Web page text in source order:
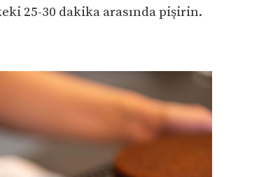
25-30 dakika arasında pişirin.